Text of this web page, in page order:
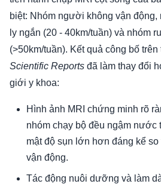
biệt: Nhóm người không vận động,
ly ngắn (20 - 40km/tuần) và nhóm
(>50km/tuần). Kết quả công bố
Scientific Reports đã làm thay đổi
giới y khoa:
Hình ảnh MRI chứng minh rõ
nhóm chạy bộ đều ngậm nước
mật độ sụn lớn hơn đáng kể
vận động.
Tác động nuôi dưỡng và làm